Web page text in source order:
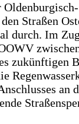
Oldenburgisch-
Straßen
durch. Im
zukünftigen
an